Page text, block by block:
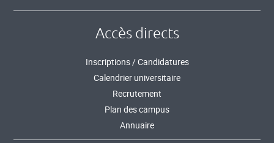
Accès directs
Inscriptions / Candidatures
Calendrier universitaire
Recrutement
Plan des campus
Annuaire